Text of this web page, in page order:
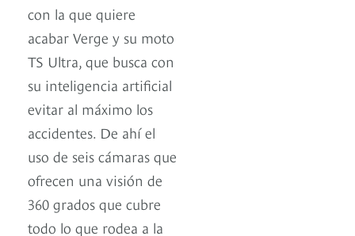
con la que quiere
acabar Verge y su moto
TS Ultra, que busca con
su inteligencia artificial
evitar al máximo los
accidentes. De ahí el
uso de seis cámaras que
ofrecen una visión de
360 grados que cubre
todo lo que rodea a la